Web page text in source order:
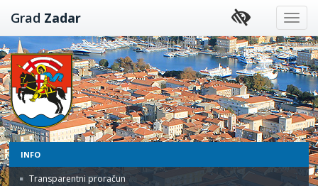
Preskoči
na
sadržaj
Grad Zadar
INFO
Transparentni proračun